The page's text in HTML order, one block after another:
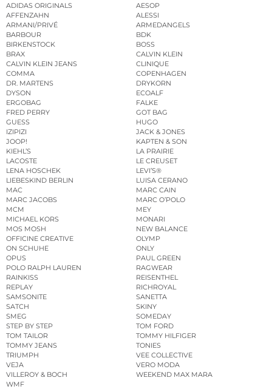
ADIDAS ORIGINALS
AESOP
AFFENZAHN
ALESSI
ARMANI/PRIVÉ
ARMEDANGELS
BARBOUR
BDK
BIRKENSTOCK
BOSS
BRAX
CALVIN KLEIN
CALVIN KLEIN JEANS
CLINIQUE
COMMA
COPENHAGEN
DR. MARTENS
DRYKORN
DYSON
ECOALF
ERGOBAG
FALKE
FRED PERRY
GOT BAG
GUESS
HUGO
IZIPIZI
JACK & JONES
JOOP!
KAPTEN & SON
KIEHL’S
LA PRAIRIE
LACOSTE
LE CREUSET
LENA HOSCHEK
LEVI’S®
LIEBESKIND BERLIN
LUISA CERANO
MAC
MARC CAIN
MARC JACOBS
MARC O’POLO
MCM
MEY
MICHAEL KORS
MONARI
MOS MOSH
NEW BALANCE
OFFICINE CREATIVE
OLYMP
ON SCHUHE
ONLY
OPUS
PAUL GREEN
POLO RALPH LAUREN
RAGWEAR
RAINKISS
REISENTHEL
REPLAY
RICHROYAL
SAMSONITE
SANETTA
SATCH
SKINY
SMEG
SOMEDAY
STEP BY STEP
TOM FORD
TOM TAILOR
TOMMY HILFIGER
TOMMY JEANS
TONIES
TRIUMPH
VEE COLLECTIVE
VEJA
VERO MODA
VILLEROY & BOCH
WEEKEND MAX MARA
WMF